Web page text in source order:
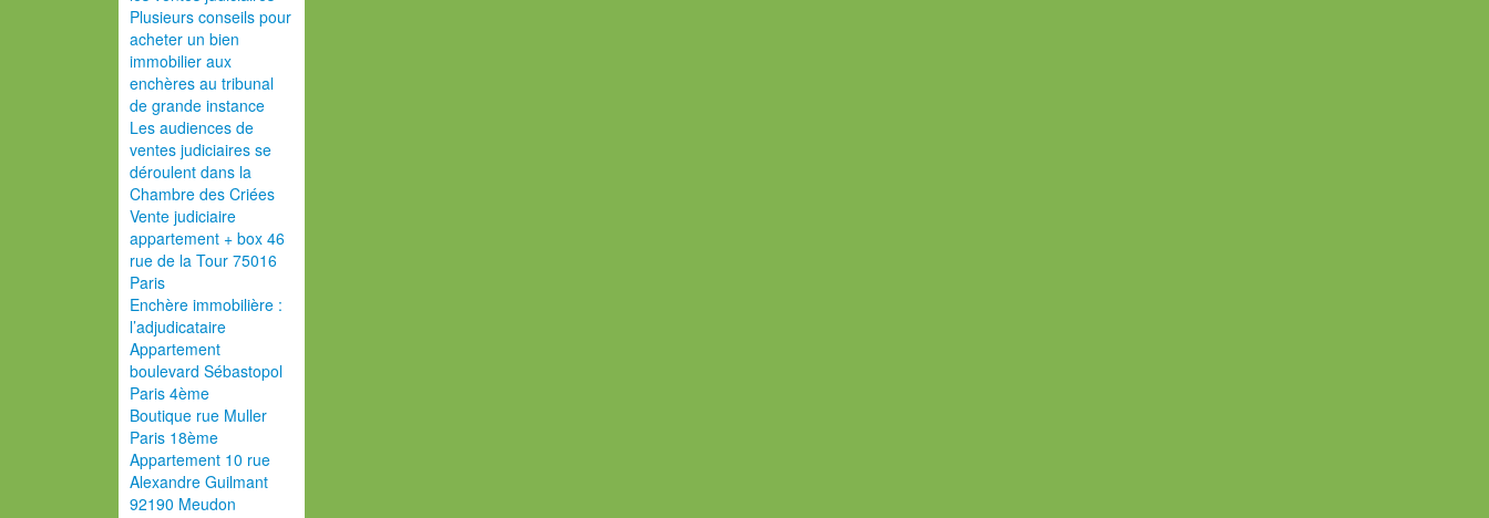
Plusieurs conseils pour
acheter un bien
immobilier aux
enchères au tribunal
de grande instance
Les audiences de
ventes judiciaires se
déroulent dans la
Chambre des Criées
Vente judiciaire
appartement + box 46
rue de la Tour 75016
Paris
Enchère immobilière :
l’adjudicataire
Appartement
boulevard Sébastopol
Paris 4ème
Boutique rue Muller
Paris 18ème
Appartement 10 rue
Alexandre Guilmant
92190 Meudon